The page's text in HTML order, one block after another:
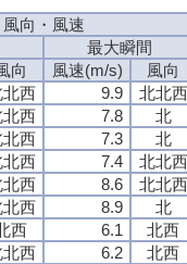
風向・風速
最大瞬間
向 風速(m/s)
風向
北西 9.9
北北西
北西 7.8
北
北西 7.3
北
北西 7.4
北北西
北西 8.6
北北西
北西 8.9
北
西 6.1
北西
北西 6.2
北西
風向・風速
最大瞬間
向 風速(m/s)
風向
北西 9.9
北北西
北西 7.8
北
北西 7.3
北
北西 7.4
北北西
北西 8.6
北北西
北西 8.9
北
西 6.1
北西
北西 6.2
北西
風向・風速
最大瞬間
向 風速(m/s)
風向
北西 9.9
北北西
北西 7.8
北
北西 7.3
北
北西 7.4
北北西
北西 8.6
北北西
北西 8.9
北
西 6.1
北西
北西 6.2
北西
風向・風速
最大瞬間
向 風速(m/s)
風向
北西 9.9
北北西
北西 7.8
北
北西 7.3
北
北西 7.4
北北西
北西 8.6
北北西
北西 8.9
北
西 6.1
北西
北西 6.2
北西